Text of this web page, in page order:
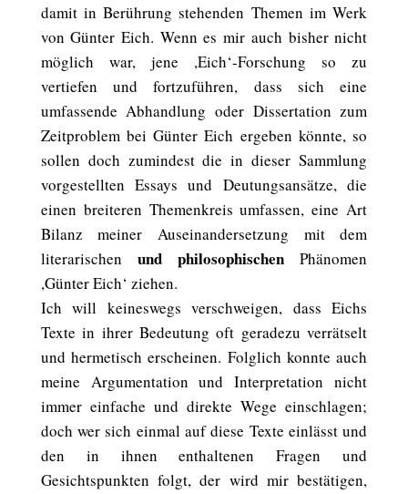
damit in Berührung stehenden Themen im Werk
von Günter Eich. Wenn es mir auch bisher nicht
möglich war, jene ,Eich‘-Forschung so zu
vertiefen und fortzuführen, dass sich eine
umfassende Abhandlung oder Dissertation zum
Zeitproblem bei Günter Eich ergeben könnte, so
sollen doch zumindest die in dieser Sammlung
vorgestellten Essays und Deutungsansätze, die
einen breiteren Themenkreis umfassen, eine Art
Bilanz meiner Auseinandersetzung mit dem
literarischen und philosophischen Phänomen
,Günter Eich‘ ziehen.
Ich will keineswegs verschweigen, dass Eichs
Texte in ihrer Bedeutung oft geradezu verrätselt
und hermetisch erscheinen. Folglich konnte auch
meine Argumentation und Interpretation nicht
immer einfache und direkte Wege einschlagen;
doch wer sich einmal auf diese Texte einlässt und
den in ihnen enthaltenen Fragen und
Gesichtspunkten folgt, der wird mir bestätigen,